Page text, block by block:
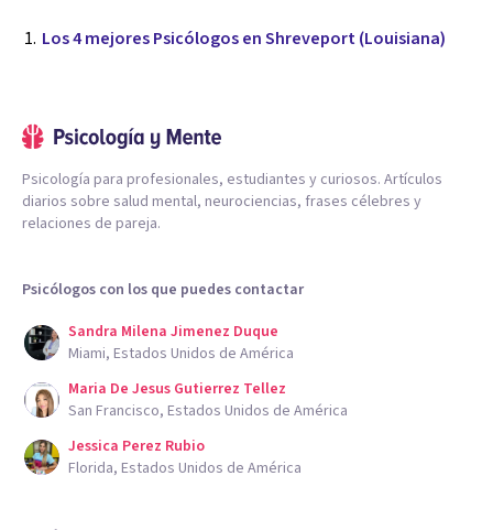
Los 4 mejores Psicólogos en Shreveport (Louisiana)
Psicología para profesionales, estudiantes y curiosos. Artículos
diarios sobre salud mental, neurociencias, frases célebres y
relaciones de pareja.
Psicólogos con los que puedes contactar
Sandra Milena Jimenez Duque
Miami, Estados Unidos de América
Maria De Jesus Gutierrez Tellez
San Francisco, Estados Unidos de América
Jessica Perez Rubio
Florida, Estados Unidos de América